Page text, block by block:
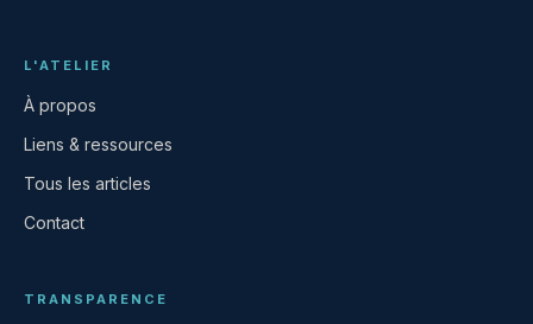
L'ATELIER
À propos
Liens & ressources
Tous les articles
Contact
TRANSPARENCE